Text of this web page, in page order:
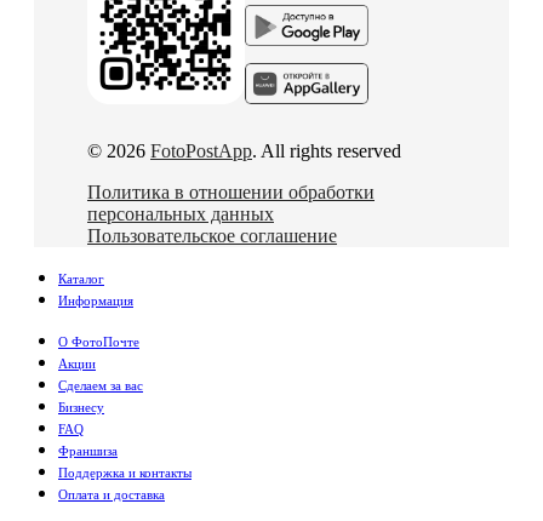
© 2026 FotoPostApp. All rights reserved
Политика в отношении обработки
персональных данных
Пользовательское соглашение
Каталог
Информация
О ФотоПочте
Акции
Сделаем за вас
Бизнесу
FAQ
Франшиза
Поддержка и контакты
Оплата и доставка